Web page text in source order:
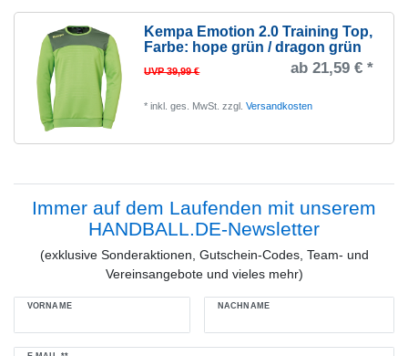
Kempa Emotion 2.0 Training Top,
Farbe: hope grün / dragon grün
UVP 39,99 € ab 21,59 € *
*inkl. ges. MwSt. zzgl.Versandkosten
Immer auf dem Laufenden mit unserem
HANDBALL.DE-Newsletter
(exklusive Sonderaktionen, Gutschein-Codes, Team- und
Vereinsangebote und vieles mehr)
VORNAME NACHNAME